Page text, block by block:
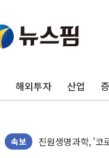
해외투자 산업
속보
휴젤, 매출 2545
경북도·대구시 '2